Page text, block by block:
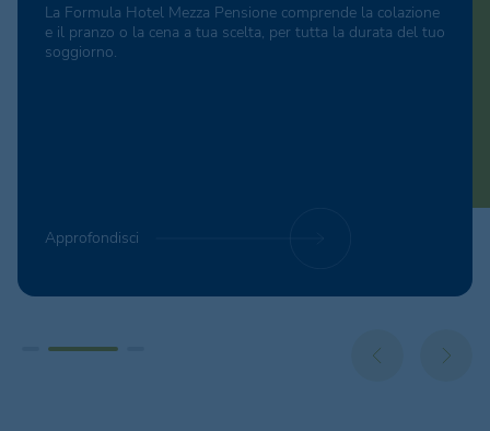
La Formula Hotel Mezza Pensione comprende la colazione
e il pranzo o la cena a tua scelta, per tutta la durata del tuo
soggiorno.
Approfondisci